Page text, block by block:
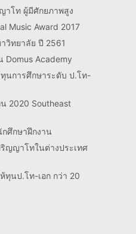
โท ผู้มีศักยภาพสูง
Music Award 2017
วิทยาลัย ปี 2561
Domus Academy
นการศึกษาระดับ ป.โท-
น 2020 Southeast
ศึกษาฝึกงาน
ญญาโทในต่างประเทศ
ทุนป.โท-เอก กว่า 20